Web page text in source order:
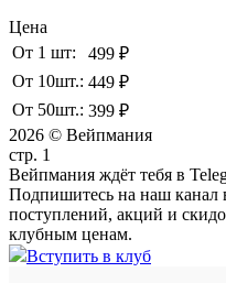
Цена
От 1 шт:
499 ₽
От 10шт.: 449 ₽
От 50шт.: 399 ₽
2026 © Вейпмания
стр. 1
Вейпмания ждёт тебя в
Подпишитесь на наш канал
поступлений, акций и
клубным ценам.
Вступить в клуб